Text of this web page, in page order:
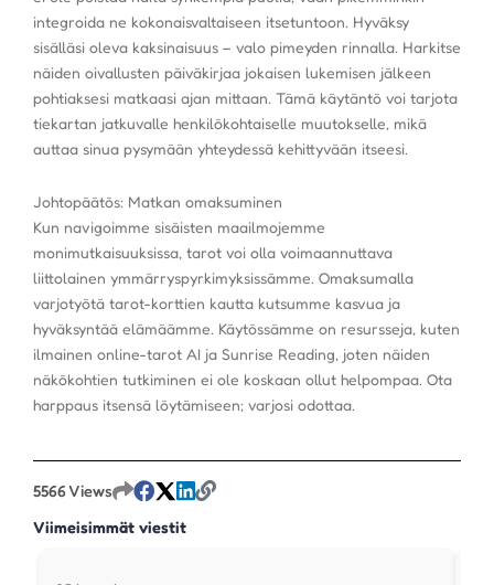
integroida ne kokonaisvaltaiseen itsetuntoon. Hyväksy
sisälläsi oleva kaksinaisuus – valo pimeyden rinnalla. Harkitse
näiden oivallusten päiväkirjaa jokaisen lukemisen jälkeen
pohtiaksesi matkaasi ajan mittaan. Tämä käytäntö voi tarjota
tiekartan jatkuvalle henkilökohtaiselle muutokselle, mikä
auttaa sinua pysymään yhteydessä kehittyvään itseesi.
Johtopäätös: Matkan omaksuminen
Kun navigoimme sisäisten maailmojemme
monimutkaisuuksissa, tarot voi olla voimaannuttava
liittolainen ymmärryspyrkimyksissämme. Omaksumalla
varjotyötä tarot-korttien kautta kutsumme kasvua ja
hyväksyntää elämäämme. Käytössämme on resursseja, kuten
ilmainen online-tarot AI ja Sunrise Reading, joten näiden
näkökohtien tutkiminen ei ole koskaan ollut helpompaa. Ota
harppaus itsensä löytämiseen; varjosi odottaa.
5566 Views
Viimeisimmät viestit